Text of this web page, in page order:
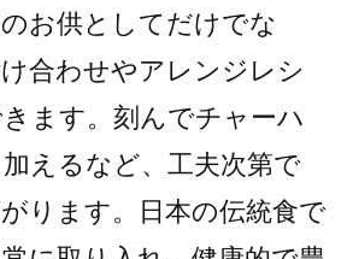
お供としてだけでな
合わせやアレンジレシ
ます。刻んでチャーハ
えるなど、工夫次第で
ります。日本の伝統食で